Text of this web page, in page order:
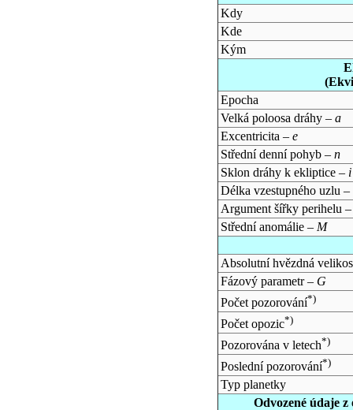
Kdy
Kde
Kým
Epocha
Velká poloosa dráhy – a
Excentricita – e
Střední denní pohyb – n
Sklon dráhy k ekliptice – i
Délka vzestupného uzlu –
Argument šířky perihelu
Střední anomálie – M
Absolutní hvězdná
Fázový parametr – G
Počet pozorování*)
Počet opozic*)
Pozorována v letech*)
Poslední pozorování*)
Typ planetky
Odvozené údaje